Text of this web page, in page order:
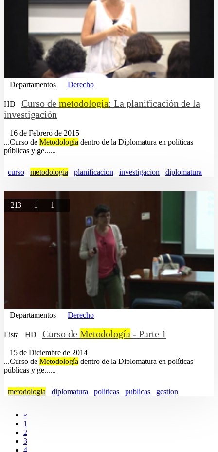
Departamentos Derecho
HD Curso de metodología: La planificación de la
investigación
16 de Febrero de 2015
...Curso de Metodología dentro de la Diplomatura en políticas
públicas y ge......
curso metodologia planificacion investigacion diplomatura
213 1 1
Departamentos Derecho
Lista HD Curso de Metodología - Parte 1
15 de Diciembre de 2014
...Curso de Metodología dentro de la Diplomatura en políticas
públicas y ge......
metodologia diplomatura politicas publicas gestion
«
1
2
3
4